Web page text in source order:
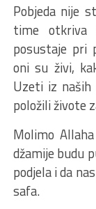
Pobjeda nije
time
posustaje pri
oni su živi,
Uzeti iz naših
položili živote
Molimo
džamije budu
podjela i da
safa.